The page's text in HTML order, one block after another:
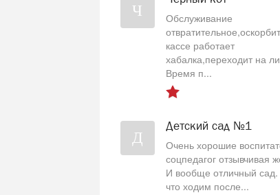
Ч
Обслуживание
кассе работает
хабалка,переходит на
Время п...
Д
Детский сад №1
Очень хорошие
соцпедагог отзывчивая
И вообще отличный
что ходим после...